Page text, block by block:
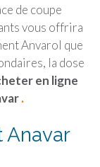
de coupe
vous offrira
Anvarol que
la dose
en ligne
.
Anavar